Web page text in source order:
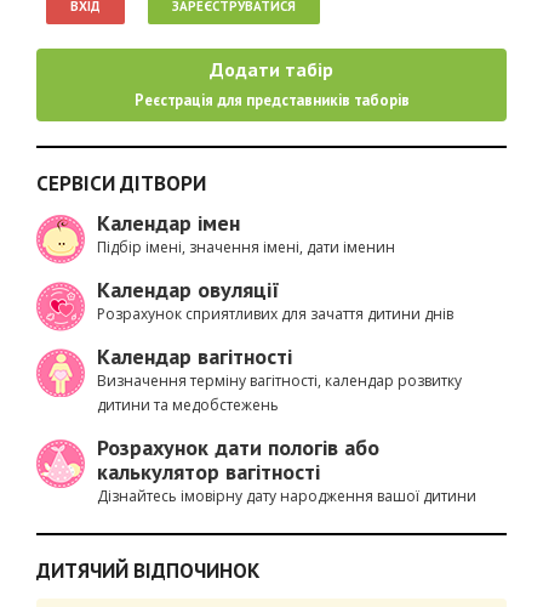
ВХІД ЗАРЕЄСТРУВАТИСЯ
Додати табір
Реєстрація для представників таборів
СЕРВІСИ ДІТВОРИ
Календар імен
Підбір імені, значення імені, дати іменин
Календар овуляції
Розрахунок сприятливих для зачаття дитини днів
Календар вагітності
Визначення терміну вагітності, календар розвитку
дитини та медобстежень
Розрахунок дати пологів або
калькулятор вагітності
Дізнайтесь імовірну дату народження вашої дитини
ДИТЯЧИЙ ВІДПОЧИНОК